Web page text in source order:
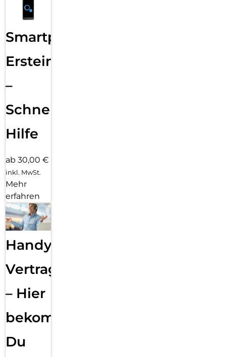
Smartphone
Ersteinrichtung
–
Schnelle
Hilfe
ab 30,00 €
inkl. MwSt.
Mehr
erfahren
Handy
Vertragsabwicklung
– Hier
bekommst
Du